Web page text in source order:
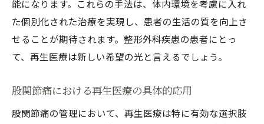
能になります。これらの手法は、体内環境を考慮に入れ
た個別化された治療を実現し、患者の生活の質を向上さ
せることが期待されます。整形外科疾患の患者にとっ
て、再生医療は新しい希望の光と言えるでしょう。
股関節痛における再生医療の具体的応用
股関節痛の管理において、再生医療は特に有効な選択肢